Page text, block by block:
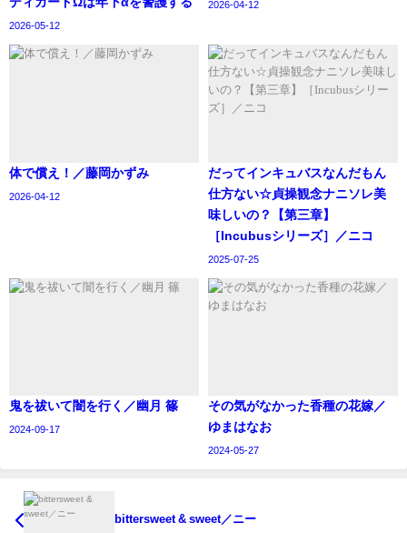
2026-05-12
2026-04-12
体で償え！／藤岡かずみ
2026-04-12
‪だってインキュバスなんだもん
仕方ない☆貞操観念ナニソレ美
味しいの？【第三章】
［Incubusシリーズ］／ニコ
2025-07-25
鬼を祓いて闇を行く／幽月 篠
2024-09-17
その気がなかった香種の花嫁／
ゆまはなお
2024-05-27
bittersweet & sweet／ニー